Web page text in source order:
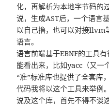
化，再解析为本地字节码的
说，生成AST后，一个语言
以自己撸，也可以对接llvm
语言。
语言前端基于EBNF的工具
能看出来，比如yacc（又一
“准”标准库也提供了全套库
代码我将以这个工具来举例。
说及这个库，首先不得不谈